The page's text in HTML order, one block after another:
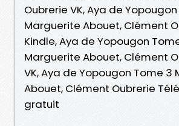
Oubrerie VK, Aya de
Marguerite Abouet, Clément
Kindle, Aya de Yopougon
Marguerite Abouet, Clément
VK, Aya de Yopougon Tome 3
Abouet, Clément Oubrerie
gratuit